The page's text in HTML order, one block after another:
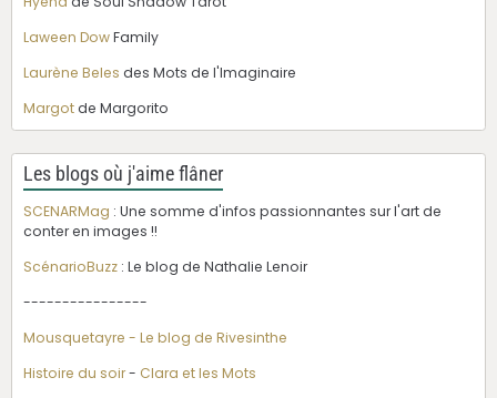
Laween DowFamily
Laurène Beles des Mots de l'Imaginaire
Margotde Margorito
Les blogs où j'aime flâner
SCENARMag : Une somme d'infos passionnantes sur l'art de
conter en images !!
ScénarioBuzz : Le blog de Nathalie Lenoir
----------------
Mousquetayre - Le blog de Rivesinthe
Histoire du soir- Clara et les Mots